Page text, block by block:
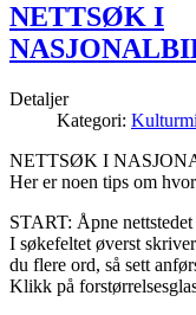
NETTSØK I
Detaljer
Kategori:
NETTSØK I
Her er noen tips om
START: Åpne nettstedet
I søkefeltet øverst
du flere ord, så sett
Klikk på